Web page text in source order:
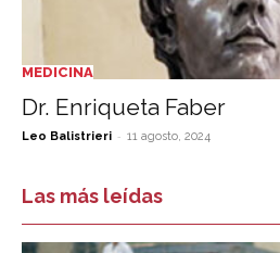
MEDICINA
Dr. Enriqueta Faber
Leo Balistrieri - 11 agosto, 2024
Las más leídas